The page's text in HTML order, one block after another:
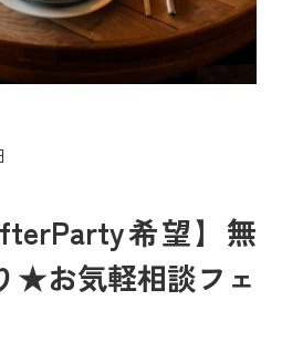
希望】無
★お気軽相談フェ